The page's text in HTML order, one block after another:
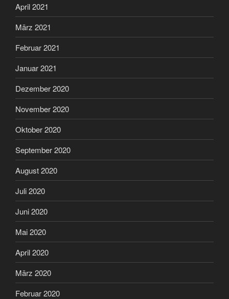
April 2021
März 2021
Februar 2021
Januar 2021
Dezember 2020
November 2020
Oktober 2020
September 2020
August 2020
Juli 2020
Juni 2020
Mai 2020
April 2020
März 2020
Februar 2020